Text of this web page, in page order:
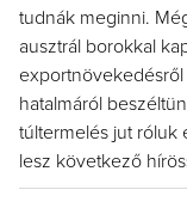
tudnák meginni.
ausztrál borokkal
hatalmáról
túltermelés jut róluk
lesz következő